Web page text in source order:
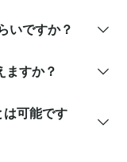
いですか？
ますか？
可能です